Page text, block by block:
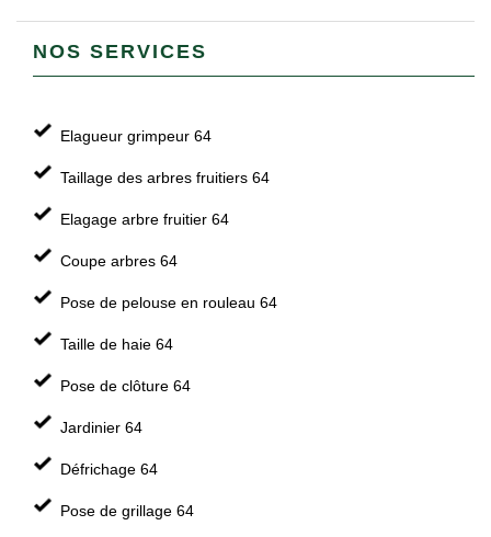
NOS SERVICES
Elagueur grimpeur 64
Taillage des arbres fruitiers 64
Elagage arbre fruitier 64
Coupe arbres 64
Pose de pelouse en rouleau 64
Taille de haie 64
Pose de clôture 64
Jardinier 64
Défrichage 64
Pose de grillage 64